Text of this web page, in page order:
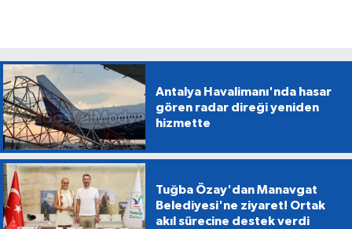
Antalya Havalimanı'nda hasar
gören radar direği yeniden
hizmette
Tuğba Özay'dan Manavgat
Belediyesi'ne ziyaret! Ortak
akıl sürecine destek verdi